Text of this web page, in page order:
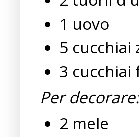
1 uovo
5 cucchiai
3 cucchiai
Per decorare:
2 mele